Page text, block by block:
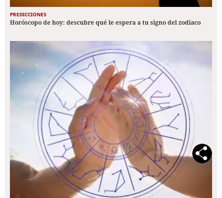
PREDICCIONES
Horóscopo de hoy: descubre qué le espera a tu signo del zodiaco